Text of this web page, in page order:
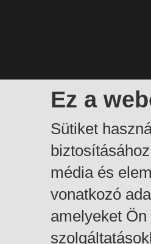
Ez a
Sütiket
média és
vonatkozó
amelyeket